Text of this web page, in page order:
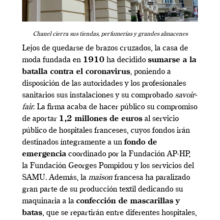
Chanel cierra sus tiendas, perfumerías y grandes almacenes
Lejos de quedarse de brazos cruzados, la casa de
moda fundada en 1910 ha decidido sumarse a la
batalla contra el coronavirus, poniendo a
disposición de las autoridades y los profesionales
sanitarios sus instalaciones y su comprobado savoir-
fair. La firma acaba de hacer público su compromiso
de aportar 1,2 millones de euros al servicio
público de hospitales franceses, cuyos fondos irán
destinados íntegramente a unfondo de
emergencia coordinado por la Fundación AP-HP,
la Fundación Georges Pompidou y los servicios del
SAMU. Además, la maison francesa ha paralizado
gran parte de su producción textil dedicando su
maquinaria a la confección de mascarillas y
batas, que se repartirán entre diferentes hospitales,